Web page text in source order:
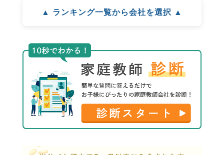
▲ ランキング一覧から会社を選択 ▲